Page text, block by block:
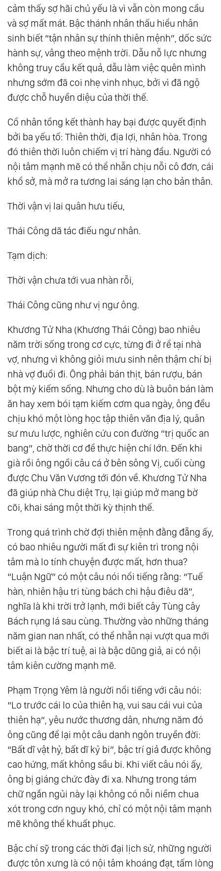
cảm thấy sợ hãi chủ yếu là vì vẫn còn mong cầu
và sợ mất mát. Bậc thánh nhân thấu hiểu nhân
sinh biết “tận nhân sự thính thiên mệnh”, dốc sức
hành sự, vâng theo mệnh trời. Dẫu nỗ lực nhưng
không truy cầu kết quả, dẫu làm việc quên mình
nhưng sớm đã coi nhẹ vinh nhục, bởi vì đã ngộ
được chỗ huyền diệu của thời thế.
Cổ nhân tổng kết thành hay bại được quyết định
bởi ba yếu tố: Thiên thời, địa lợi, nhân hòa. Trong
đó thiên thời luôn chiếm vị trí hàng đầu. Người có
nội tâm mạnh mẽ có thể nhẫn chịu nỗi cô đơn, cái
khổ sở, mà mở ra tương lai sáng lạn cho bản thân.
Thời vận vị lai quân hưu tiếu,
Thái Công dã tác điếu ngư nhân.
Tạm dịch:
Thời vận chưa tới vua nhàn rỗi,
Thái Công cũng như vị ngư ông.
Khương Tử Nha (Khương Thái Công) bao nhiêu
năm trời sống trong cơ cực, từng đi ở rể tại nhà
vợ, nhưng vì không giỏi mưu sinh nên thậm chí bị
nhà vợ đuổi đi. Ông phải bán thịt, bán rượu, bán
bột mỳ kiếm sống. Nhưng cho dù là buôn bán làm
ăn hay xem bói tạm kiếm cơm qua ngày, ông đều
chịu khó một lòng học tập thiên văn địa lý, quân
sư mưu lược, nghiên cứu con đường “trị quốc an
bang”, chờ thời cơ để thực hiện chí lớn. Đến khi
già rồi ông ngồi câu cá ở bên sông Vị, cuối cùng
được Chu Văn Vương tới đón về. Khương Tử Nha
đã giúp nhà Chu diệt Trụ, lại giúp mở mang bờ
cõi, khai sáng một thời kỳ thịnh thế.
Trong quá trình chờ đợi thiên mệnh đằng đẵng ấy,
có bao nhiêu người mất đi sự kiên trì trong nội
tâm mà lo tính chuyện được mất, hơn thua?
“Luận Ngữ” có một câu nói nổi tiếng rằng: “Tuế
hàn, nhiên hậu tri tùng bách chi hậu điêu dã”,
nghĩa là khi trời trở lạnh, mới biết cây Tùng cây
Bách rụng lá sau cùng. Thường vào những tháng
năm gian nan nhất, có thể nhẫn nại vượt qua mới
biết ai là bậc trí tuệ, ai là bậc dũng giả, ai có nội
tâm kiên cường mạnh mẽ.
Phạm Trọng Yêm là người nổi tiếng với câu nói:
“Lo trước cái lo của thiên hạ, vui sau cái vui của
thiên hạ”, yêu nước thương dân, nhưng năm đó
ông cũng để lại một câu danh ngôn truyền đời:
“Bất dĩ vật hỷ, bất dĩ kỷ bi”, bậc trí giả được không
cao hứng, mất không sầu bi. Khi viết câu nói ấy,
ông bị giáng chức đày đi xa. Nhưng trong tám
chữ ngắn ngủi này lại không có nỗi niềm chua
xót trong cơn nguy khó, chỉ có một nội tâm mạnh
mẽ không thể khuất phục.
Bậc chí sỹ trong các thời đại lịch sử, những người
được tôn xưng là có nội tâm khoáng đạt, tấm lòng